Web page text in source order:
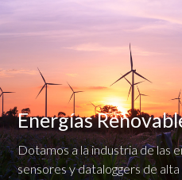
Energías
Dotamos a la industria de las
sensores y dataloggers de